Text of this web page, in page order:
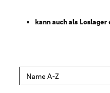
kann auch als